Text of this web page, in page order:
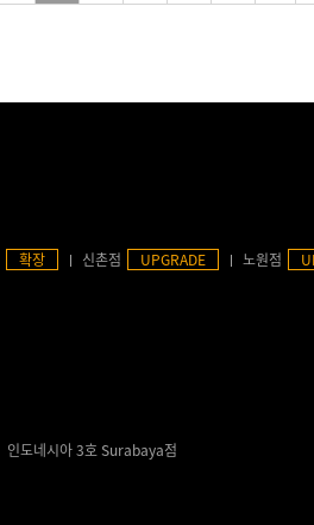
확장 신촌점 UPGRADE 노원점
인도네시아 3호 Surabaya점